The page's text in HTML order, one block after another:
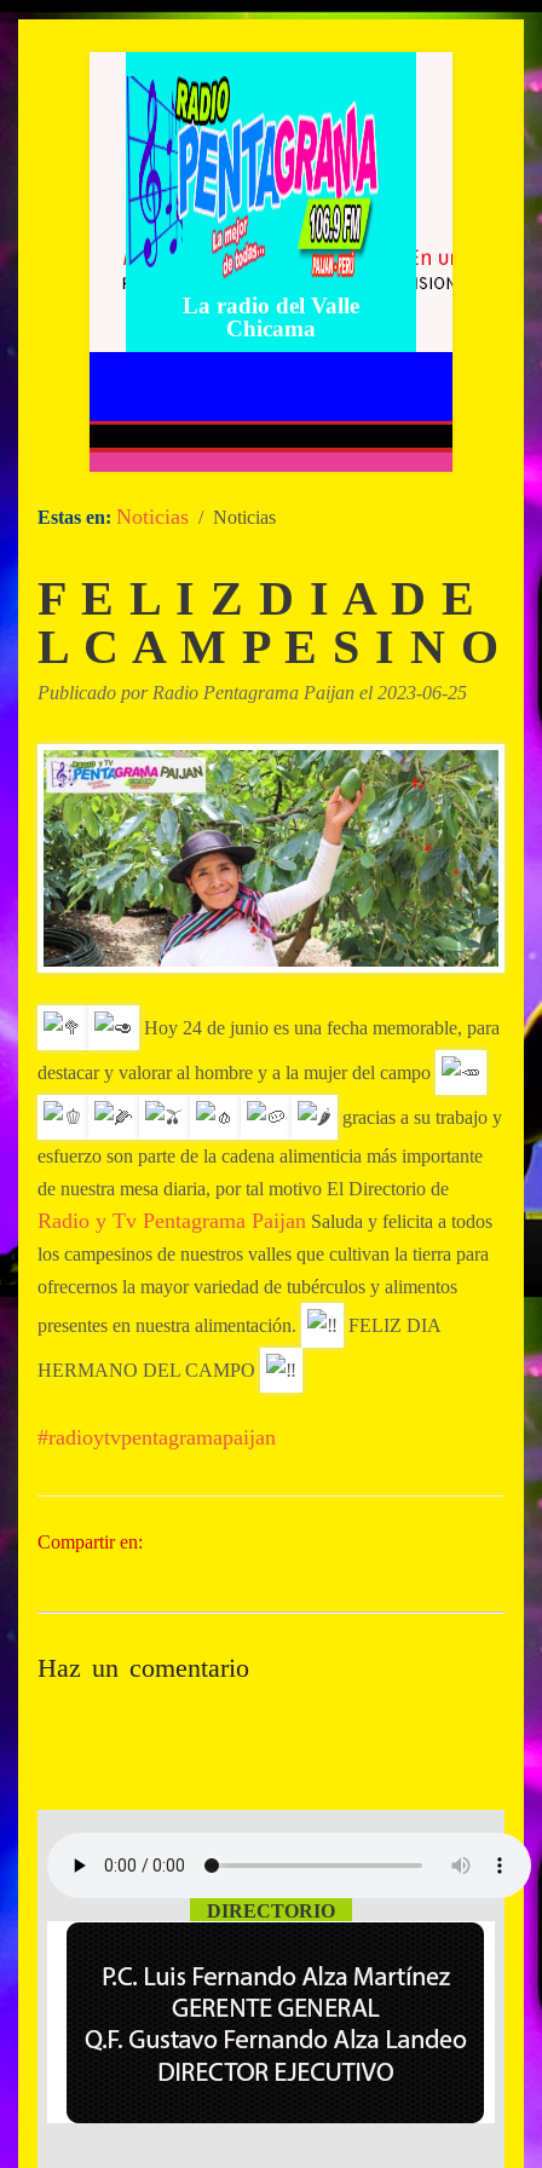
La radio del Valle
Chicama
Estas en: Noticias / Noticias
F E L I Z D I A D E
L C A M P E S I N O
Publicado por Radio Pentagrama Paijan el 2023-06-25
Hoy 24 de junio es una fecha memorable, para
destacar y valorar al hombre y a la mujer del campo
gracias a su trabajo y
esfuerzo son parte de la cadena alimenticia más importante
de nuestra mesa diaria, por tal motivo El Directorio de
Radio y Tv Pentagrama Paijan Saluda y felicita a todos
los campesinos de nuestros valles que cultivan la tierra para
ofrecernos la mayor variedad de tubérculos y alimentos
presentes en nuestra alimentación.
FELIZ DIA
HERMANO DEL CAMPO
#radioytvpentagramapaijan
Compartir en:
Haz un comentario
DIRECTORIO